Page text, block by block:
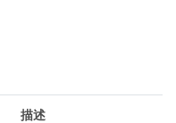
描述